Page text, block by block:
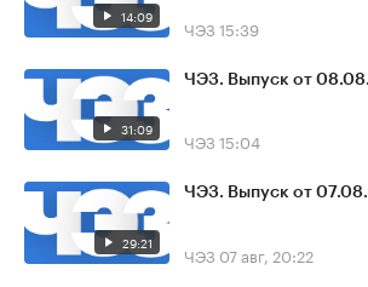
14:09 ЧЭЗ 15:39
31:09
ЧЭЗ. Выпуск от
ЧЭЗ 15:04
29:21
ЧЭЗ. Выпуск от
ЧЭЗ 07 авг, 20:22